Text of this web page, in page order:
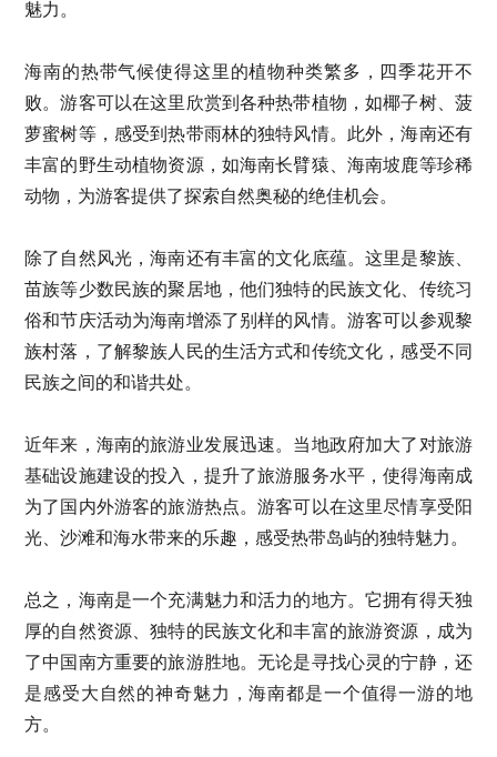
魅力。
海南的热带气候使得这里的植物种类繁多，四季花开不
败。游客可以在这里欣赏到各种热带植物，如椰子树、菠
萝蜜树等，感受到热带雨林的独特风情。此外，海南还有
丰富的野生动植物资源，如海南长臂猿、海南坡鹿等珍稀
动物，为游客提供了探索自然奥秘的绝佳机会。
除了自然风光，海南还有丰富的文化底蕴。这里是黎族、
苗族等少数民族的聚居地，他们独特的民族文化、传统习
俗和节庆活动为海南增添了别样的风情。游客可以参观黎
族村落，了解黎族人民的生活方式和传统文化，感受不同
民族之间的和谐共处。
近年来，海南的旅游业发展迅速。当地政府加大了对旅游
基础设施建设的投入，提升了旅游服务水平，使得海南成
为了国内外游客的旅游热点。游客可以在这里尽情享受阳
光、沙滩和海水带来的乐趣，感受热带岛屿的独特魅力。
总之，海南是一个充满魅力和活力的地方。它拥有得天独
厚的自然资源、独特的民族文化和丰富的旅游资源，成为
了中国南方重要的旅游胜地。无论是寻找心灵的宁静，还
是感受大自然的神奇魅力，海南都是一个值得一游的地
方。